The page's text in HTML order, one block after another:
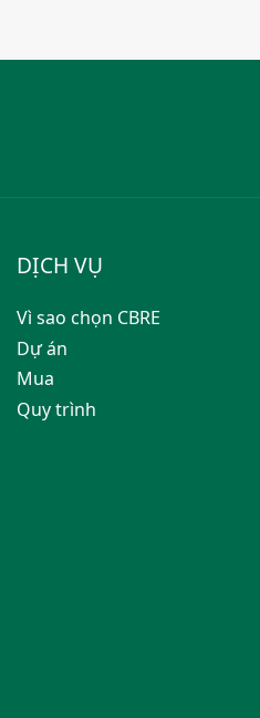
DỊCH VỤ
Vì sao chọn CBRE
Dự án
Mua
Quy trình